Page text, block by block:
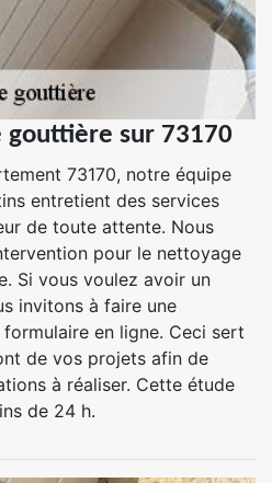
gouttière sur 73170
73170, notre équipe
entretient des services
de toute attente. Nous
pour le nettoyage
Si vous voulez avoir un
invitons à faire une
en ligne. Ceci sert
de vos projets afin de
à réaliser. Cette étude
de 24 h.